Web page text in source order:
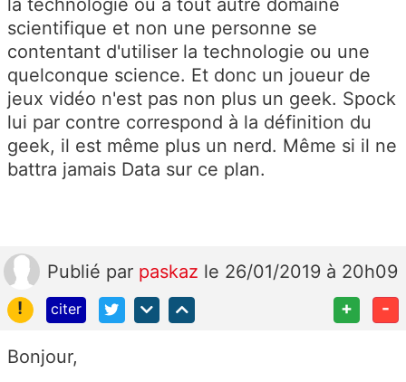
la technologie ou a tout autre domaine
scientifique et non une personne se
contentant d'utiliser la technologie ou une
quelconque science. Et donc un joueur de
jeux vidéo n'est pas non plus un geek. Spock
lui par contre correspond à la définition du
geek, il est même plus un nerd. Même si il ne
battra jamais Data sur ce plan.
Publié par paskaz le 26/01/2019 à 20h09
!
citer + -
Bonjour,